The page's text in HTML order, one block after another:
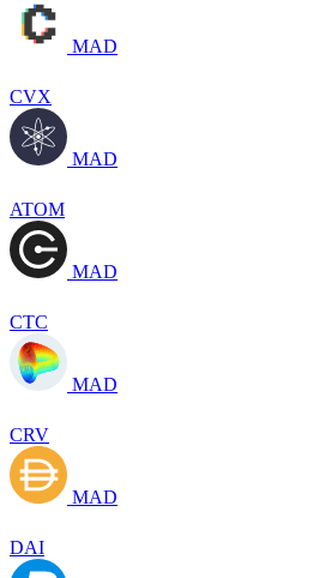
MAD
CVX
MAD
ATOM
MAD
CTC
MAD
CRV
MAD
DAI